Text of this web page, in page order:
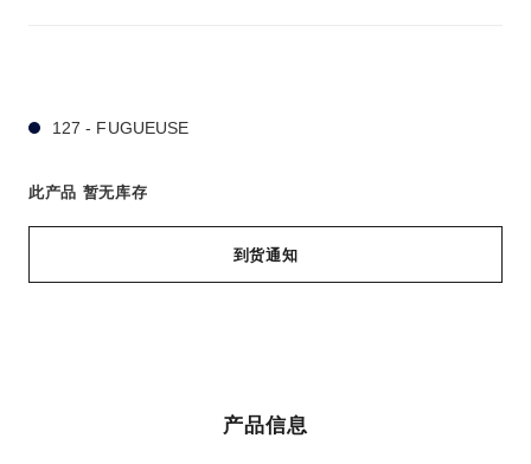
127 - FUGUEUSE
此产品 暂无库存
到货通知
产品信息